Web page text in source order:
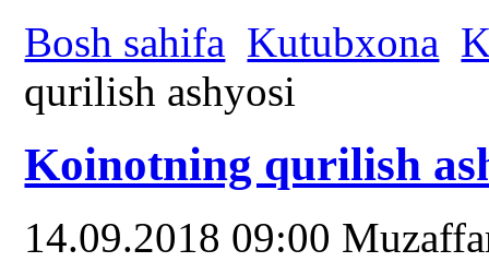
Bosh sahifa Kutubxona
qurilish ashyosi
Koinotning qurilish
14.09.2018 09:00